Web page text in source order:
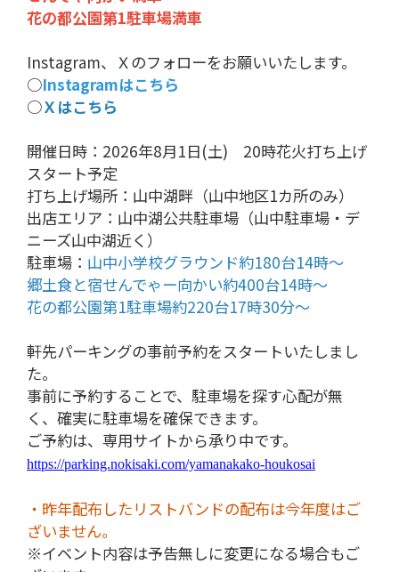
花の都公園第1駐車場満車
Instagram、Ｘのフォローをお願いいたします。
○Instagramはこちら
○Ｘはこちら
開催日時：2026年8月1日(土) 20時花火打ち上げ
スタート予定
打ち上げ場所：山中湖畔（山中地区1カ所のみ）
出店エリア：山中湖公共駐車場（山中駐車場・デ
ニーズ山中湖近く）
駐車場： 山中小学校グラウンド約180台14時～
郷土食と宿せんでゃー向かい約400台14時～
花の都公園第1駐車場約220台17時30分～
軒先パーキングの事前予約をスタートいたしまし
た。
事前に予約することで、駐車場を探す心配が無
く、確実に駐車場を確保できます。
ご予約は、専用サイトから承り中です。
https://parking.nokisaki.com/yamanakako-houkosai
・昨年配布したリストバンドの配布は今年度はご
ざいません。
※イベント内容は予告無しに変更になる場合もご